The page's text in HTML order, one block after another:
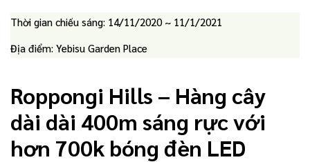
Thời gian chiếu sáng: 14/11/2020 ~ 11/1/2021
Địa điểm: Yebisu Garden Place
Roppongi Hills – Hàng cây
dài dài 400m sáng rực với
hơn 700k bóng đèn LED